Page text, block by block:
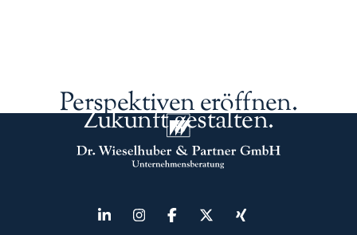
Perspektiven eröffnen.
Zukunft gestalten.